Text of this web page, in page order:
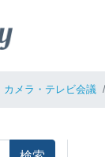
カメラ・テレビ会議